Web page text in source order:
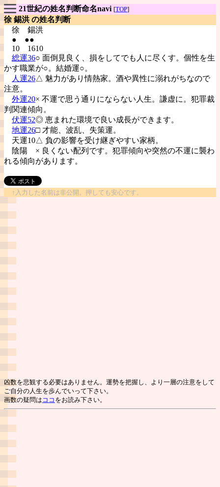
21世紀の姓名判断命名navi [TOP]
徐 錫洪 の姓名判断
徐 錫洪
● ●●
10 1610
総運36○ 面倒見良く、損をしてでも人に尽くす。個性を生
かす職業が○。結婚運○。
人運26△ 魅力があり情熱家。酒や異性に溺れがちなので
注意。
外運20× 不運で思う通りにならない人生。謙虚に。犯罪裁
判関連傾向。
伏運52◎ 恵まれた環境で良い成長ができます。
地運26□ 才能、波乱、失策運。
天運10△ 負の影響を受け継ぎやすい家柄。
陰陽 × 良くない配列です。犯罪傾向や突然の不運に襲わ
れる傾向があります。
↑入力した名前は非公開。押しても安心です。
凶数を悲観する必要はありません。運勢を把握し、より一層の注意をして
ご自分の人生を歩んでいって下さい。
画数の疑問は ココ をお読み下さい。